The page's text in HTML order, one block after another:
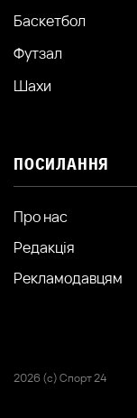
Баскетбол
Футзал
Шахи
ПОСИЛАННЯ
Про нас
Редакція
Рекламодавцям
2026 (с) Спорт 24